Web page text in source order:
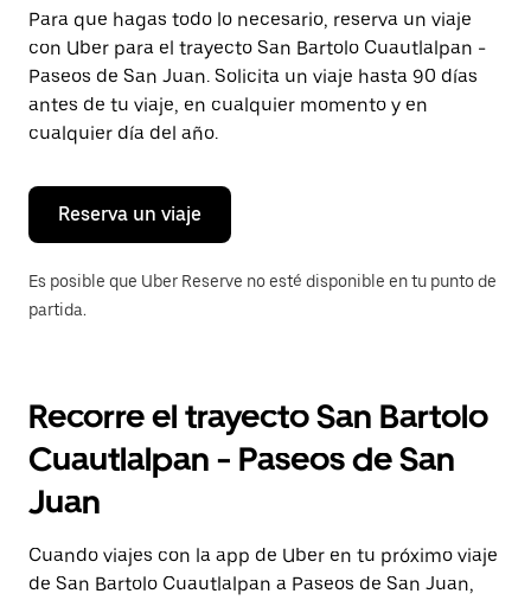
Presiona
la
tecla Esc
para
cerrar
el
calendario.
Para que hagas todo lo necesario, reserva un viaje
con Uber para el trayecto San Bartolo Cuautlalpan -
Paseos de San Juan. Solicita un viaje hasta 90 días
antes de tu viaje, en cualquier momento y en
cualquier día del año.
Reserva un viaje
Es posible que Uber Reserve no esté disponible en tu punto de
partida.
Recorre el trayecto San Bartolo
Cuautlalpan - Paseos de San
Juan
Cuando viajes con la app de Uber en tu próximo viaje
de San Bartolo Cuautlalpan a Paseos de San Juan,